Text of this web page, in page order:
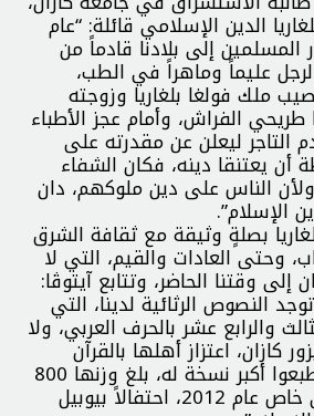
الدين الإسلامي قائلة: “عام
المسلمين إلى بلادنا قادماً من
عليماً وماهراً في الطب،
ملك فولغا بلغاريا وزوجته
الفراش، وأمام عجز الأطباء
التاجر ليعلن عن مقدرته على
أن يعتنقا دينه، فكان الشفاء
ولأن الناس على دين ملوكهم، دان
الإسلام”.
بصلةٍ وثيقة مع ثقافة الشرق
وحتى العادات والقيم، التي لا
إلى وقتنا الحاضر، وتتابع آيتوڤا:
النصوص الرثائية لدينا، التي
والرابع عشر بالحرف العربي، ولا
اعتزاز أهلها بالقرآن
الكريم، فهم الذين طبعوا أكبر نسخة له، بلغ وزنها 800
كغ، وشُيّد لها مبنى خاص عام 2012، احتفالاً بيوبيل